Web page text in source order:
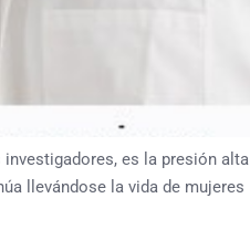
es la presión alta
llevándose la vida de mujeres